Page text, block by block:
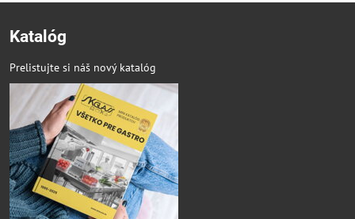
Katalóg
Prelistujte si náš nový katalóg